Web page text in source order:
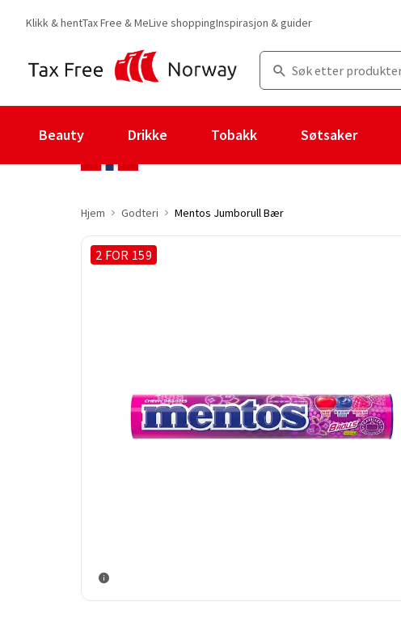
Klikk & hentTax Free & MeLive shoppingInspirasjon & guider
Beauty Drikke Tobakk Søtsaker
Hjem Godteri Mentos Jumborull Bær
2 FOR 159